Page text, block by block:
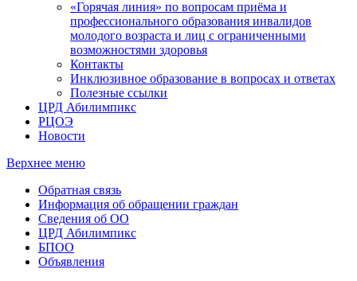
«Горячая линия» по вопросам приёма и
профессионального образования инвалидов
молодого возраста и лиц с ограниченными
возможностями здоровья
Контакты
Инклюзивное образование в вопросах и ответах
Полезные ссылки
ЦРД Абилимпикс
РЦОЭ
Новости
Верхнее меню
Обратная связь
Информация об обращении граждан
Сведения об ОО
ЦРД Абилимпикс
БПОО
Объявления